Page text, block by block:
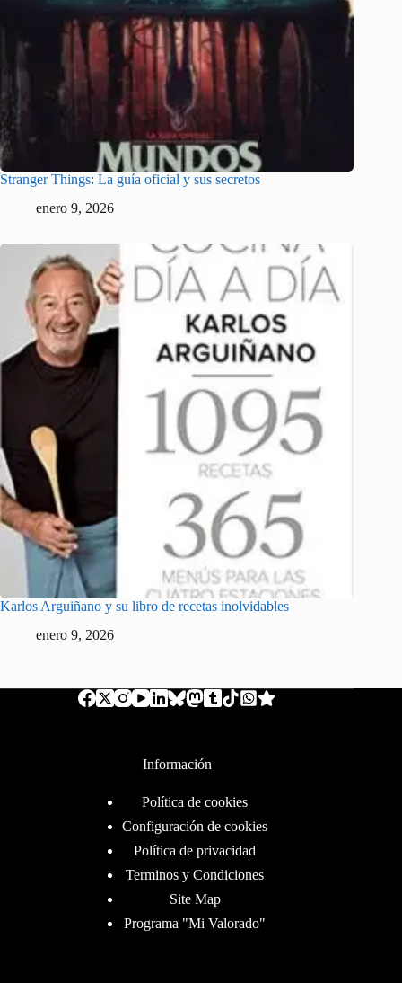
Stranger Things: La guía oficial y sus secretos
enero 9, 2026
Karlos Arguiñano y su libro de recetas inolvidables
enero 9, 2026
Información
Política de cookies
Configuración de cookies
Política de privacidad
Terminos y Condiciones
Site Map
Programa "Mi Valorado"